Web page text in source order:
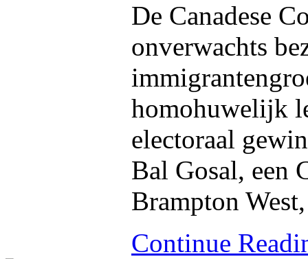
De Canadese
onverwachts
homohuwelijk
electoraal
Bal Gosal, een
Brampton
Continue